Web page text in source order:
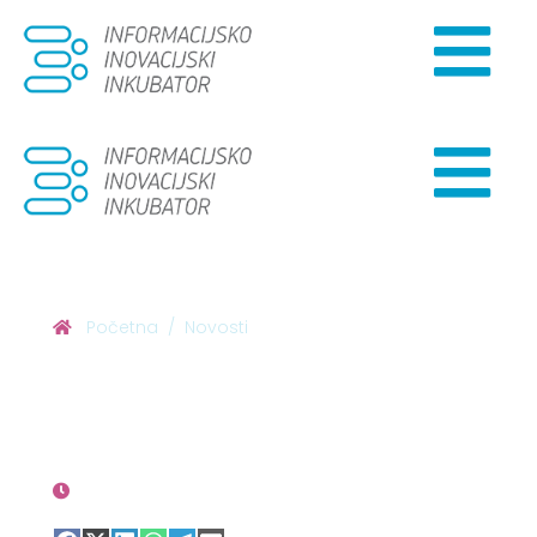
Početna Novosti